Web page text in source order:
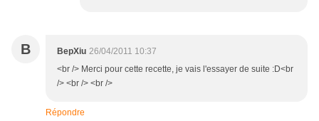
B BepXiu 26/04/2011 10:37
<br /> Merci pour cette recette, je vais l'essayer de suite :D<br
/> <br /> <br />
Répondre